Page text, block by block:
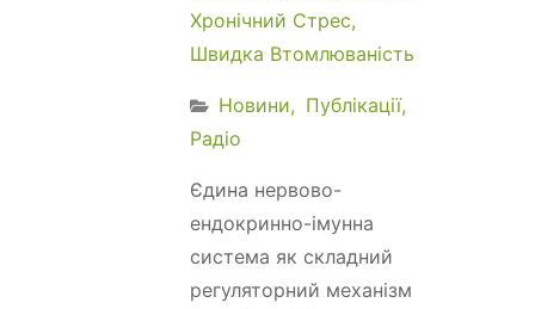
Хронічний Стрес
Швидка Втомлюваність
Новини
Публікації
Радіо
Єдина нервово-
ендокринно-імунна
система як складний
регуляторний механізм